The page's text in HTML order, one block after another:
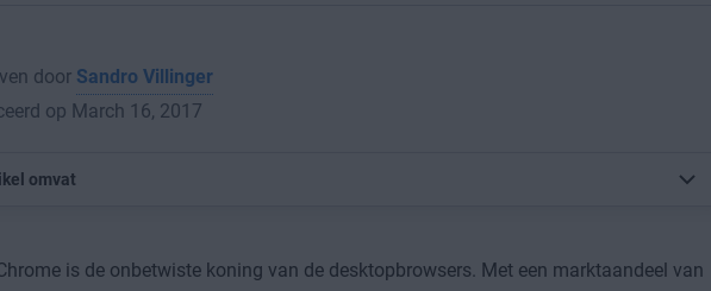
door Sandro Villinger
op March 16, 2017
omvat
is de onbetwiste koning van de desktopbrowsers. Met een marktaandeel van